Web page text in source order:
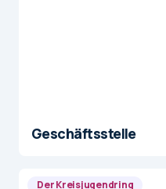
Geschäftsstelle
Der Kreisjugendring